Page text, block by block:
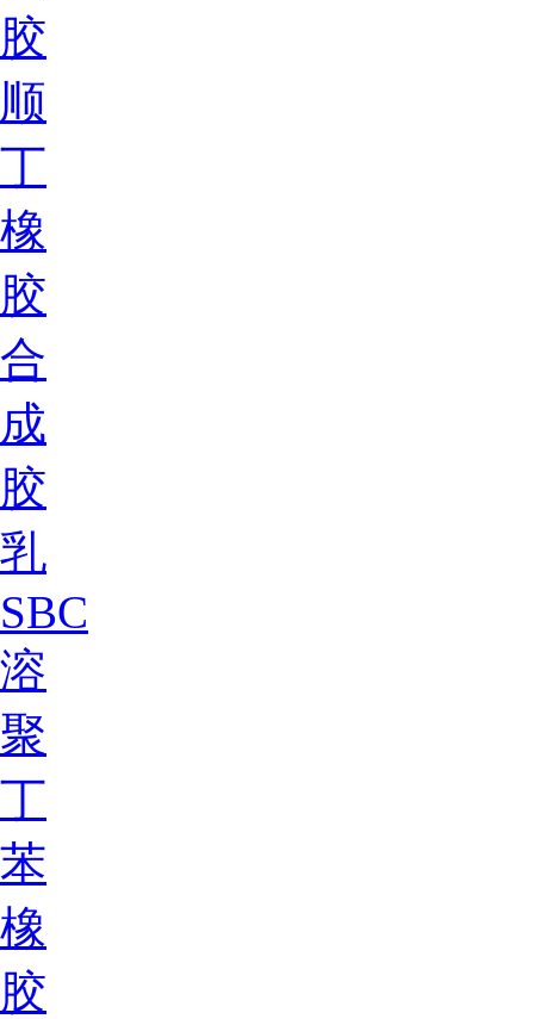
胶
顺
丁
橡
胶
合
成
胶
乳
SBC
溶
聚
丁
苯
橡
胶